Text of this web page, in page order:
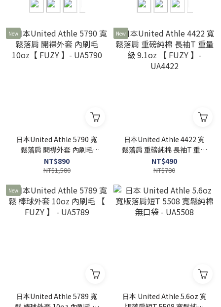
New
日本United Athle 5790 寬
鬆落肩 開襟外套 內刷毛
10oz【 FUZY 】- UA5790
NT$890
NT$1,580
New
日本United Athle 4422 寬
鬆落肩 重磅純棉 長袖T 重量
級 9.1oz 【 FUZY 】-
UA4422
NT$490
NT$780
New
日本United Athle 5789 寬
日本 United Athle 5.6oz 寬